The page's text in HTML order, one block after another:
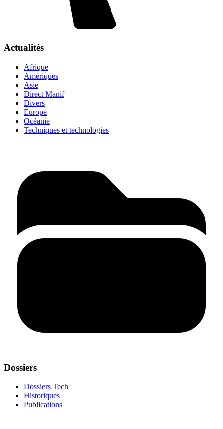
Actualités
Afrique
Amériques
Asie
Direct Manif
Divers
Europe
Océanie
Techniques et technologies
Dossiers
Dossiers Tech
Historiques
Publications